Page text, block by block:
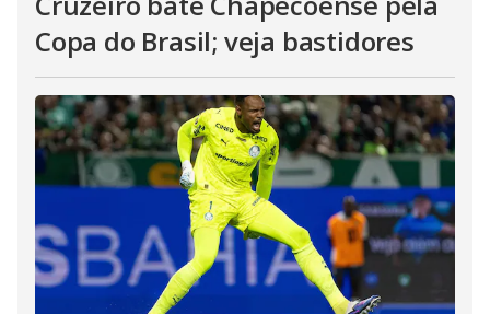
Copa do Brasil; veja bastidores